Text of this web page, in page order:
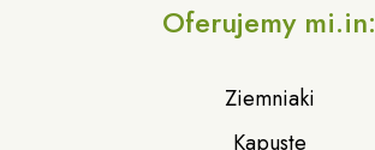
Oferujemy mi.in:
Ziemniaki
Kapuste